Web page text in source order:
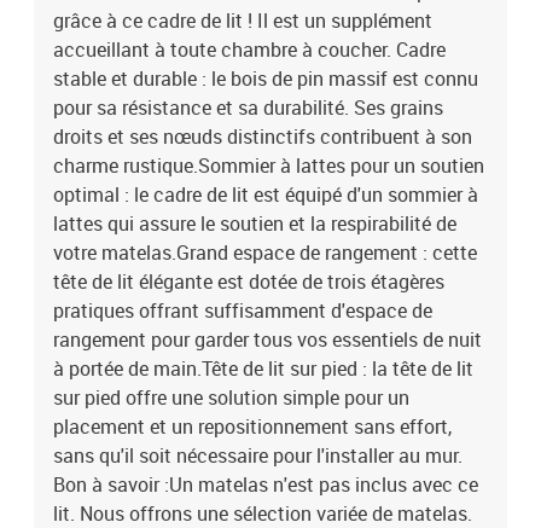
variée de matelas. Vous pouvez consulter notre boutique pour
trouver un matelas assorti.Couleur : cire marronMatériau : bois de
pin massifMatériau des lattes : contreplaquéDimensions totales :
218 x 100 x 82 cm (L x l x H)Dimensions du matelas correspondant
: 90 x 200 cm (l x L) (matelas non inclus)Avec étagères de
rangementAssemblage requis : oui La livraison contient :1 x cadre
de lit1 x tête de lit
grâce à ce cadre de lit ! Il est un supplément
accueillant à toute chambre à coucher. Cadre
stable et durable : le bois de pin massif est connu
pour sa résistance et sa durabilité. Ses grains
droits et ses nœuds distinctifs contribuent à son
charme rustique.Sommier à lattes pour un soutien
optimal : le cadre de lit est équipé d'un sommier à
lattes qui assure le soutien et la respirabilité de
votre matelas.Grand espace de rangement : cette
tête de lit élégante est dotée de trois étagères
pratiques offrant suffisamment d'espace de
rangement pour garder tous vos essentiels de nuit
à portée de main.Tête de lit sur pied : la tête de lit
sur pied offre une solution simple pour un
placement et un repositionnement sans effort,
sans qu'il soit nécessaire pour l'installer au mur.
Bon à savoir :Un matelas n'est pas inclus avec ce
lit. Nous offrons une sélection variée de matelas.